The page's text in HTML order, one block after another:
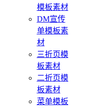
模板素材
DM宣传
单模板素
材
三折页模
板素材
二折页模
板素材
菜单模板